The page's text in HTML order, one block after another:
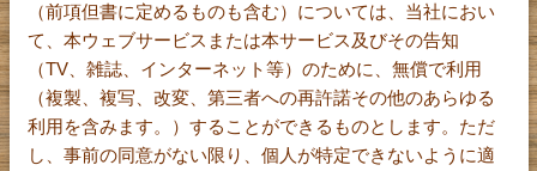
（前項但書に定めるものも含む）については、当社におい
て、本ウェブサービスまたは本サービス及びその告知
（TV、雑誌、インターネット等）のために、無償で利用
（複製、複写、改変、第三者への再許諾その他のあらゆる
利用を含みます。）することができるものとします。ただ
し、事前の同意がない限り、個人が特定できないように適